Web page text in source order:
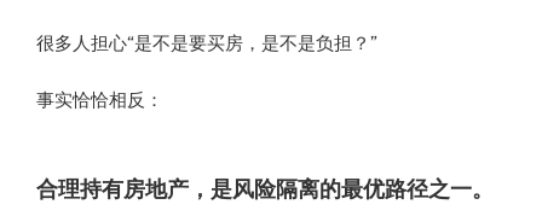
很多人担心“是不是要买房，是不是负担？”
事实恰恰相反：
合理持有房地产，是风险隔离的最优路径之一。